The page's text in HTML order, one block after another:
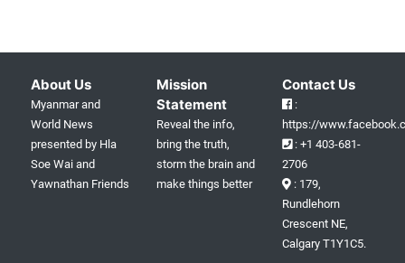
About Us
Myanmar and
World News
presented by Hla
Soe Wai and
Yawnathan Friends
Mission
Statement
Reveal the info,
bring the truth,
storm the brain and
make things better
Contact Us
:
https://
: +1 403-681-
2706
: 179,
Rundlehorn
Crescent NE,
Calgary T1Y1C5.